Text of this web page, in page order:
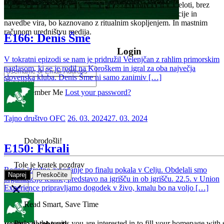
E166: Denis Šme
V tokratni epizodi se nam je pridružil Velenjčan z rahlim primorskim
naglasom, ki se je rodil na Koroškem in igral za oba največja
slovenska kluba. Denis Šme ni samo zanimiv […]
Tajno društvo OFC 26. 03. 202427. 03. 2024
E150: Fkrali
Redno izredno zasedanje po finalu pokala v Celju. Obdelali smo
organizacijo tekme, predstavo na igrišču in ob igrišču. 22.5. v Union
Experience pripravljamo dogodek v živo, kmalu bo na voljo […]
Vsakršno kopiranje in povzemanje vsebin, delno ali v celoti, brez
izrecne, pisne privolitve uredništva, ustrezne kompenzacije in
navedbe vira, bo kaznovano z ritualnim skopljenjem. In mastnim
računom uredništvu medija.
Login
Remember Me Lost your password?
Sign in
Dobrodošli!
Tole je kratek pozdrav
Naprej Preskočite
Read Smart, Save Time
Zapri